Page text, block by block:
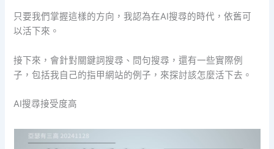
只要我們掌握這樣的方向，我認為在AI搜尋的時代，依舊可
以活下來。
接下來，會針對關鍵詞搜尋、問句搜尋，還有一些實際例
子，包括我自己的指甲網站的例子，來探討該怎麼活下去。
AI搜尋接受度高